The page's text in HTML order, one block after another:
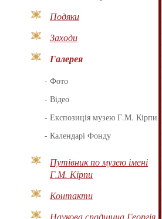
Подяки
Заходи
Галерея
- Фото
- Відео
- Експозиція музею Г.М. Кірпи
- Календарі Фонду
Путівник по музею імені
Г.М. Кірпи
Контакти
Наукова спадщина Георгія